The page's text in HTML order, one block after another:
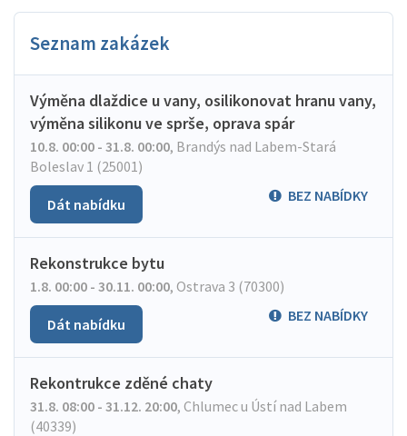
Seznam zakázek
Výměna dlaždice u vany, osilikonovat hranu vany,
výměna silikonu ve sprše, oprava spár
10.8. 00:00 - 31.8. 00:00, Brandýs nad Labem-Stará
Boleslav 1 (25001)
BEZ NABÍDKY
Dát nabídku
Rekonstrukce bytu
1.8. 00:00 - 30.11. 00:00, Ostrava 3 (70300)
BEZ NABÍDKY
Dát nabídku
Rekontrukce zděné chaty
31.8. 08:00 - 31.12. 20:00, Chlumec u Ústí nad Labem
(40339)